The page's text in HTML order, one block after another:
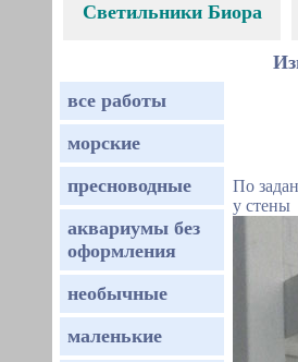
Светильники Биора
все работы
морские
пресноводные
аквариумы без
оформления
необычные
маленькие
По
у стены